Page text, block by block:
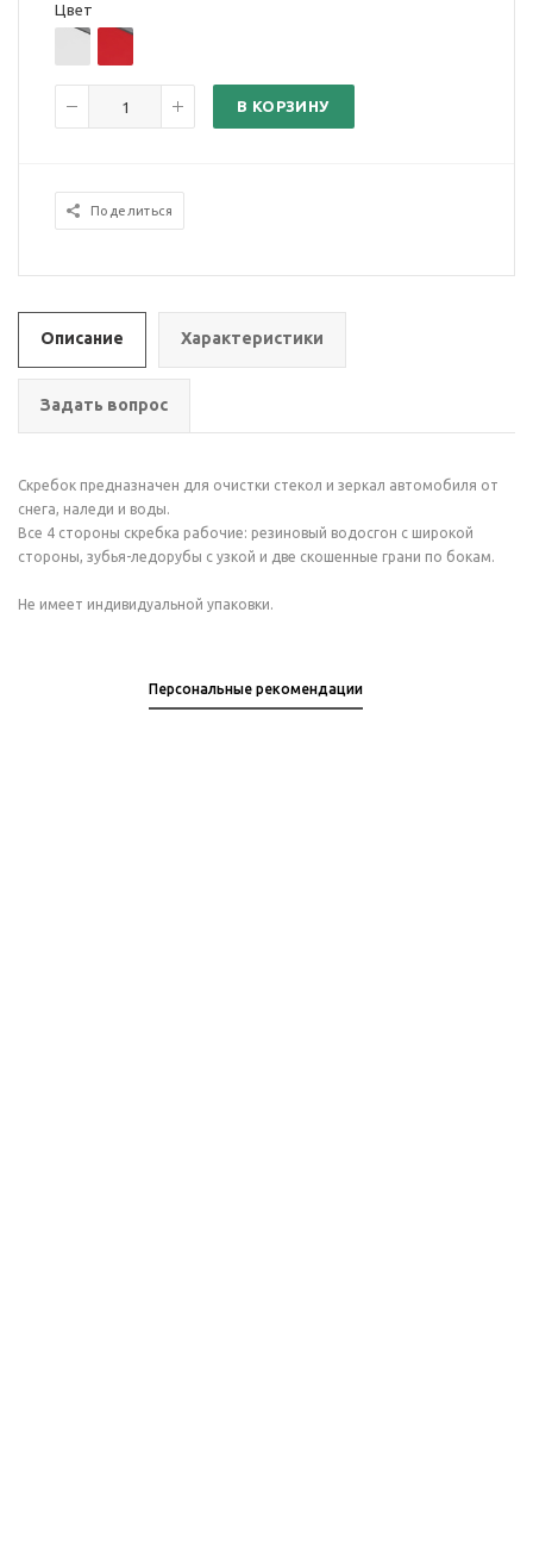
Цвет
В КОРЗИНУ
Поделиться
Описание Характеристики
Задать вопрос
Скребок предназначен для очистки стекол и зеркал автомобиля от
снега, наледи и воды.
Все 4 стороны скребка рабочие: резиновый водосгон с широкой
стороны, зубья-ледорубы с узкой и две скошенные грани по бокам.
Не имеет индивидуальной упаковки.
Персональные рекомендации